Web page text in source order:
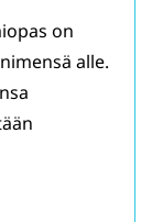
on
alle.